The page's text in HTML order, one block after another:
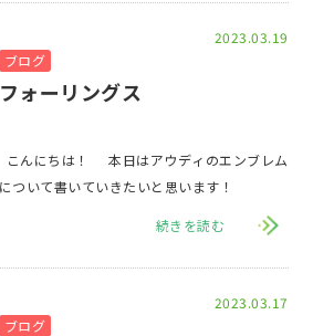
2023.03.19
ブログ
フォーリングス
続きを読む
2023.03.17
ブログ